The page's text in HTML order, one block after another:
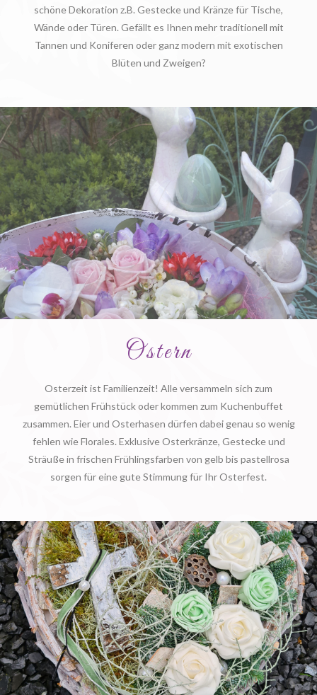
schöne Dekoration z.B. Gestecke und Kränze für Tische,
Wände oder Türen. Gefällt es Ihnen mehr traditionell mit
Tannen und Koniferen oder ganz modern mit exotischen
Blüten und Zweigen?
Ostern
Osterzeit ist Familienzeit! Alle versammeln sich zum
gemütlichen Frühstück oder kommen zum Kuchenbuffet
zusammen. Eier und Osterhasen dürfen dabei genau so wenig
fehlen wie Florales. Exklusive Osterkränze, Gestecke und
Sträuße in frischen Frühlingsfarben von gelb bis pastellrosa
sorgen für eine gute Stimmung für Ihr Osterfest.